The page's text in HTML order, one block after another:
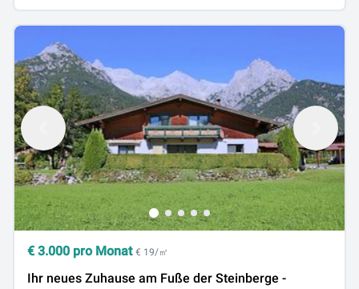
€ 3.000 pro Monat € 19/㎡
Ihr neues Zuhause am Fuße der Steinberge -